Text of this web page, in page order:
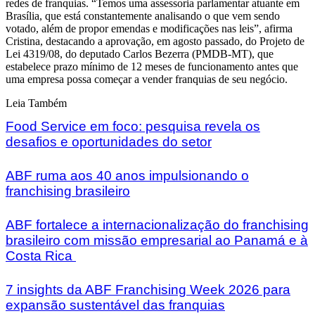
redes de franquias. “Temos uma assessoria parlamentar atuante em
Brasília, que está constantemente analisando o que vem sendo
votado, além de propor emendas e modificações nas leis”, afirma
Cristina, destacando a aprovação, em agosto passado, do Projeto de
Lei 4319/08, do deputado Carlos Bezerra (PMDB-MT), que
estabelece prazo mínimo de 12 meses de funcionamento antes que
uma empresa possa começar a vender franquias de seu negócio.
Leia Também
Food Service em foco: pesquisa revela os
desafios e oportunidades do setor
ABF ruma aos 40 anos impulsionando o
franchising brasileiro
ABF fortalece a internacionalização do franchising
brasileiro com missão empresarial ao Panamá e à
Costa Rica
7 insights da ABF Franchising Week 2026 para
expansão sustentável das franquias